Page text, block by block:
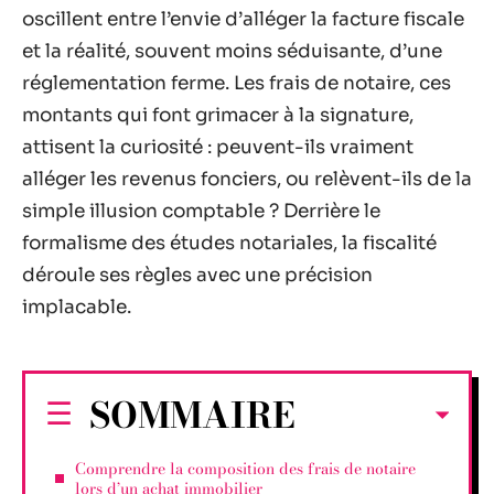
oscillent entre l’envie d’alléger la facture fiscale
et la réalité, souvent moins séduisante, d’une
réglementation ferme. Les frais de notaire, ces
montants qui font grimacer à la signature,
attisent la curiosité : peuvent-ils vraiment
alléger les revenus fonciers, ou relèvent-ils de la
simple illusion comptable ? Derrière le
formalisme des études notariales, la fiscalité
déroule ses règles avec une précision
implacable.
SOMMAIRE
Comprendre la composition des frais de notaire
lors d’un achat immobilier